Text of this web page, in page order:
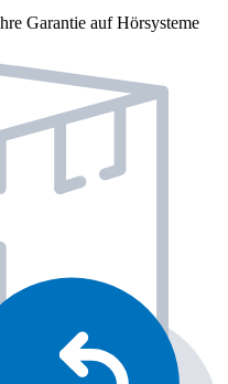
Garantie auf Hörsysteme